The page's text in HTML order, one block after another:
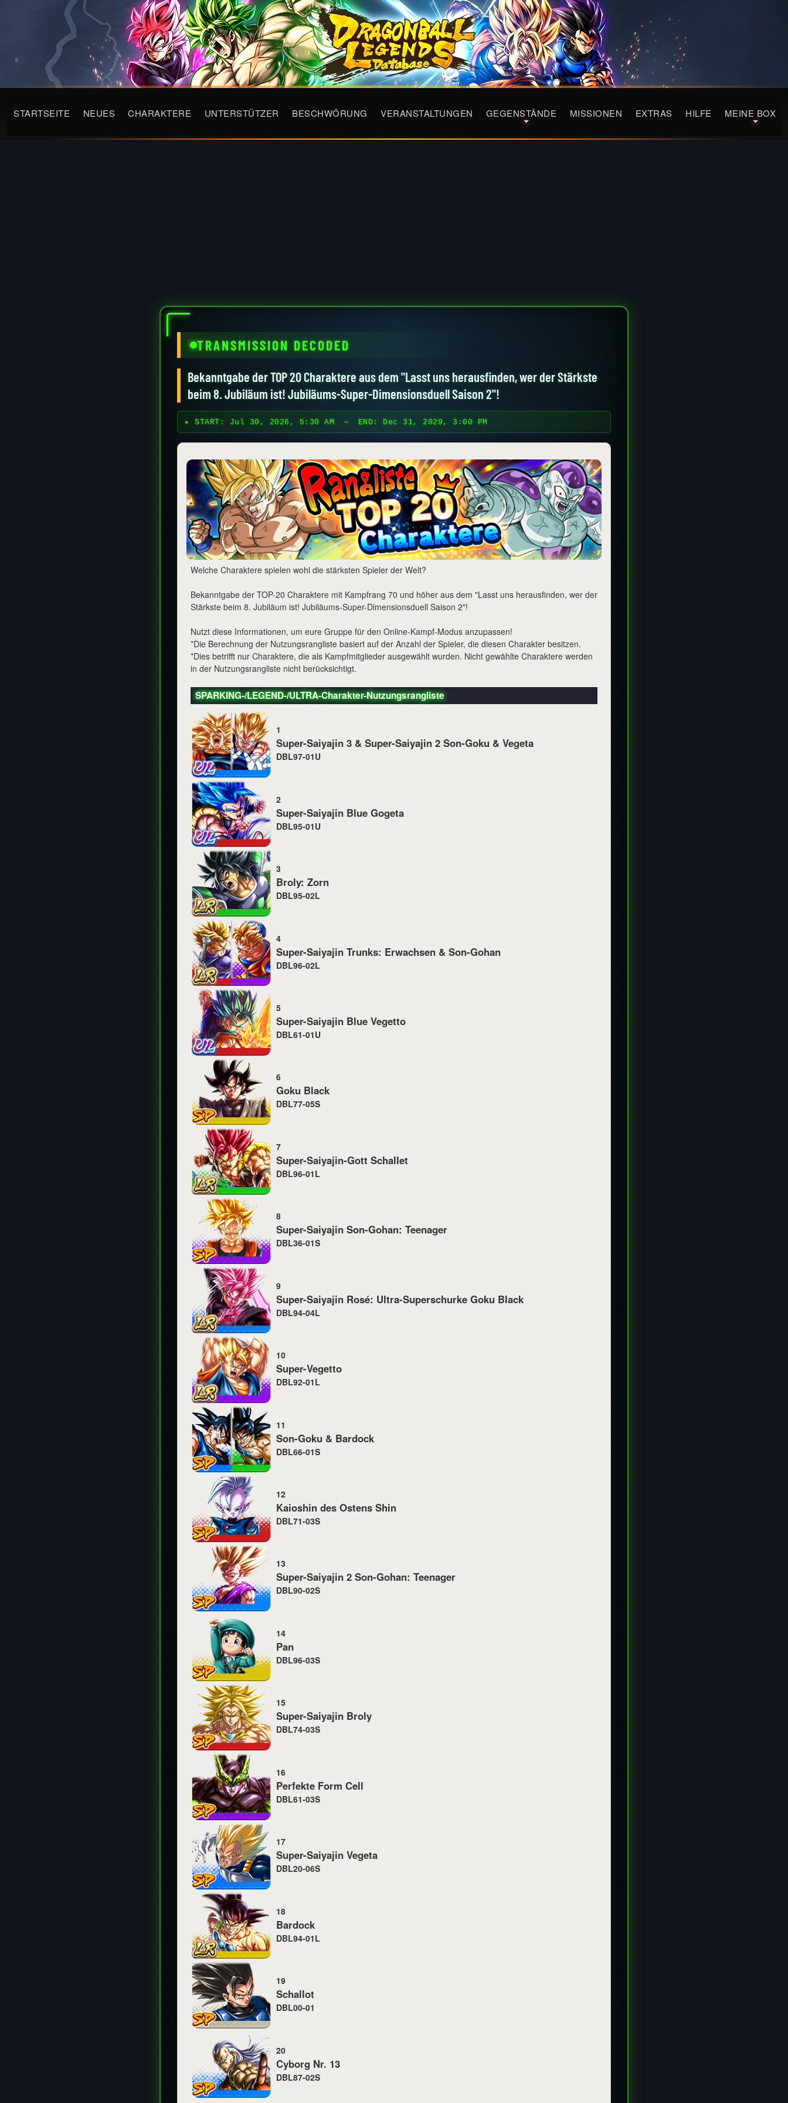
STARTSEITE NEUES CHARAKTERE UNTERSTÜTZER BESCHWÖRUNG VERANSTALTUNGEN GEGENSTÄNDE MISSIONEN EXTRAS HILFE MEINE BOX
TRANSMISSION DECODED
Bekanntgabe der TOP 20 Charaktere aus dem "Lasst uns herausfinden, wer der Stärkste
beim 8. Jubiläum ist! Jubiläums-Super-Dimensionsduell Saison 2"!
▸ START: Jul 30, 2026, 5:30 AM ～ END: Dec 31, 2029, 3:00 PM
Welche Charaktere spielen wohl die stärksten Spieler der Welt?
Bekanntgabe der TOP-20 Charaktere mit Kampfrang 70 und höher aus dem "Lasst uns herausfinden, wer der
Stärkste beim 8. Jubiläum ist! Jubiläums-Super-Dimensionsduell Saison 2"!
Nutzt diese Informationen, um eure Gruppe für den Online-Kampf-Modus anzupassen!
*Die Berechnung der Nutzungsrangliste basiert auf der Anzahl der Spieler, die diesen Charakter besitzen.
*Dies betrifft nur Charaktere, die als Kampfmitglieder ausgewählt wurden. Nicht gewählte Charaktere werden
in der Nutzungsrangliste nicht berücksichtigt.
SPARKING-/LEGEND-/ULTRA-Charakter-Nutzungsrangliste
1
Super-Saiyajin 3 & Super-Saiyajin 2 Son-Goku & Vegeta
DBL97-01U
2
Super-Saiyajin Blue Gogeta
DBL95-01U
3
Broly: Zorn
DBL95-02L
4
Super-Saiyajin Trunks: Erwachsen & Son-Gohan
DBL96-02L
5
Super-Saiyajin Blue Vegetto
DBL61-01U
6
Goku Black
DBL77-05S
7
Super-Saiyajin-Gott Schallet
DBL96-01L
8
Super-Saiyajin Son-Gohan: Teenager
DBL36-01S
9
Super-Saiyajin Rosé: Ultra-Superschurke Goku Black
DBL94-04L
10
Super-Vegetto
DBL92-01L
11
Son-Goku & Bardock
DBL66-01S
12
Kaioshin des Ostens Shin
DBL71-03S
13
Super-Saiyajin 2 Son-Gohan: Teenager
DBL90-02S
14
Pan
DBL96-03S
15
Super-Saiyajin Broly
DBL74-03S
16
Perfekte Form Cell
DBL61-03S
17
Super-Saiyajin Vegeta
DBL20-06S
18
Bardock
DBL94-01L
19
Schallot
DBL00-01
20
Cyborg Nr. 13
DBL87-02S